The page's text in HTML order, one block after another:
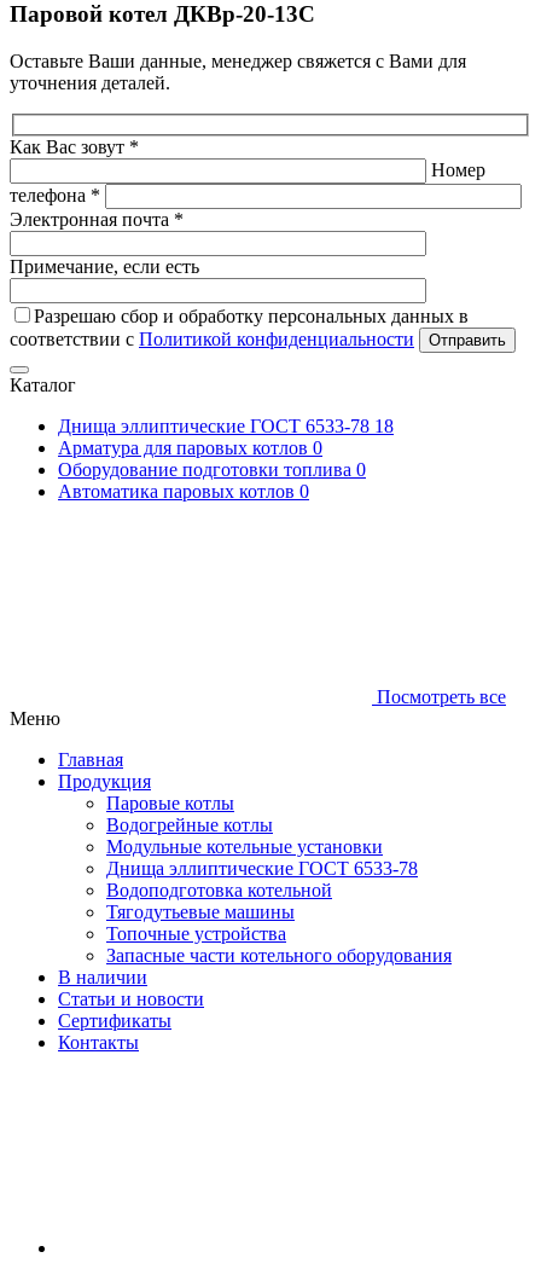
Паровой котел ДКВр-20-13С
Оставьте Ваши данные, менеджер свяжется с Вами для
уточнения деталей.
Как Вас зовут *
Номер
телефона *
Электронная почта *
Примечание, если есть
Разрешаю сбор и обработку персональных данных в
соответствии с Политикой конфиденциальности Отправить
Каталог
Днища эллиптические ГОСТ 6533-78 18
Арматура для паровых котлов 0
Оборудование подготовки топлива 0
Автоматика паровых котлов 0
Посмотреть все
Меню
Главная
Продукция
Паровые котлы
Водогрейные котлы
Модульные котельные установки
Днища эллиптические ГОСТ 6533-78
Водоподготовка котельной
Тягодутьевые машины
Топочные устройства
Запасные части котельного оборудования
В наличии
Статьи и новости
Сертификаты
Контакты